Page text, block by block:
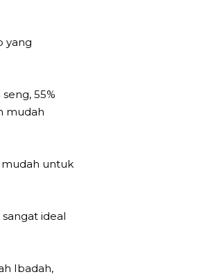
yang
55%
mudah
mudah untuk
ideal
Ibadah,